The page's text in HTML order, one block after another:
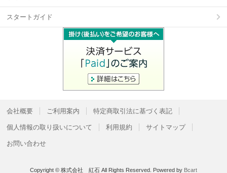
スタートガイド
会社概要 ご利用案内 特定商取引法に基づく表記
個人情報の取り扱いについて 利用規約 サイトマップ
お問い合わせ
Copyright © 株式会社 紅石 All Rights Reserved. Powered by Bcart